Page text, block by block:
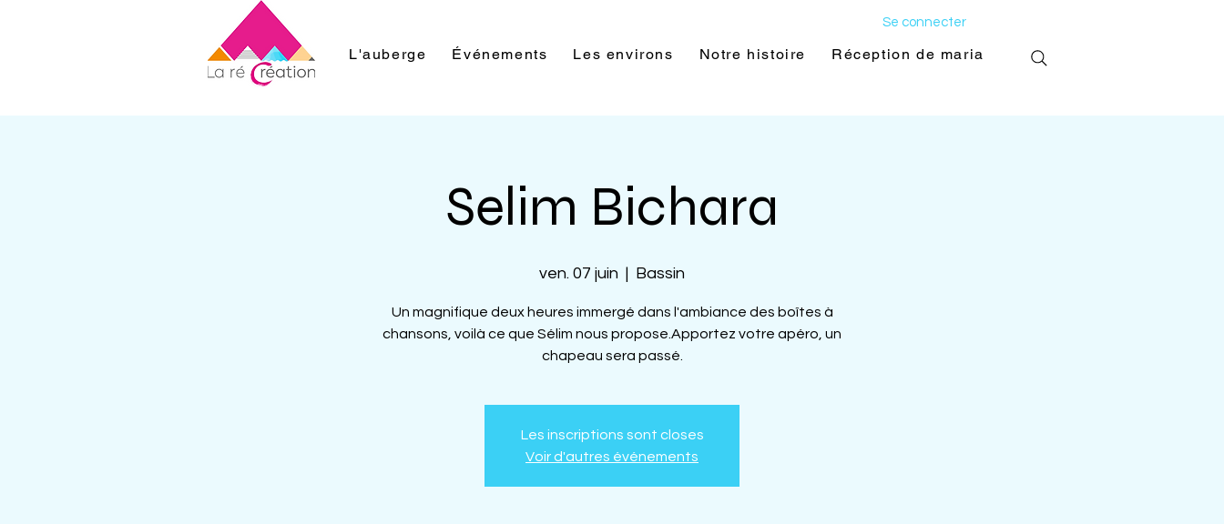
L'auberge Événements Les environs Notre histoire Réception de mariage Galerie photo
Se connecter
Selim Bichara
ven. 07 juin
  |
Bassin
Un magnifique deux heures immergé dans l'ambiance des boîtes à
chansons, voilà ce que Sélim nous propose.Apportez votre apéro, un
chapeau sera passé.
Les inscriptions sont closes
Voir d'autres événements